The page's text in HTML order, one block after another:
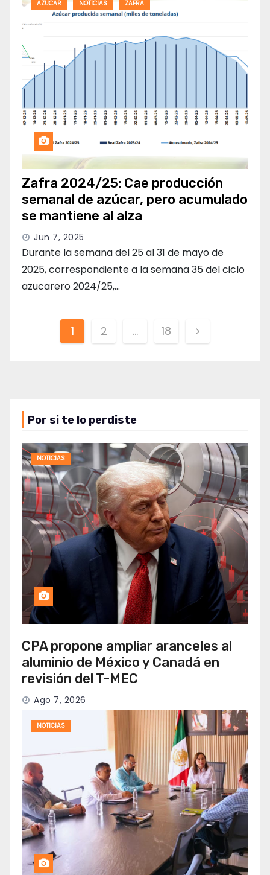
AZUCAR NOTICIAS ZAFRA
Zafra 2024/25: Cae producción
semanal de azúcar, pero acumulado
se mantiene al alza
Jun 7, 2025
Durante la semana del 25 al 31 de mayo de
2025, correspondiente a la semana 35 del ciclo
azucarero 2024/25,…
Paginación
1 2 … 18
Por si te lo perdiste
NOTICIAS
CPA propone ampliar aranceles al
aluminio de México y Canadá en
revisión del T-MEC
Ago 7, 2026
NOTICIAS